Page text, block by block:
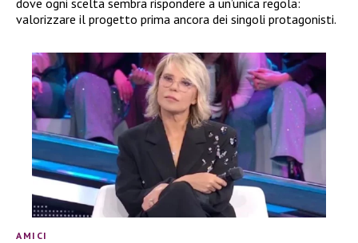
valorizzare il progetto prima ancora dei singoli protagonisti.
AMICI